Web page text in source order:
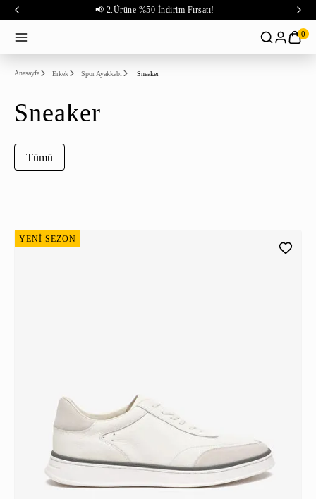
📢 2.Ürüne %50 İndirim Fırsatı!
0
Anasayfa Erkek Spor Ayakkabı Sneaker
Sneaker
Tümü
YENİ SEZON